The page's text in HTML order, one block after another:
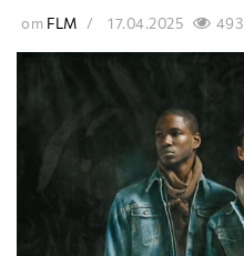
от FLM 17.04.2025 493